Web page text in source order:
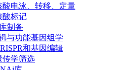
酸电泳、转移、定量
酸标记
制备
与功能基因组学
和基因编辑
传学筛选